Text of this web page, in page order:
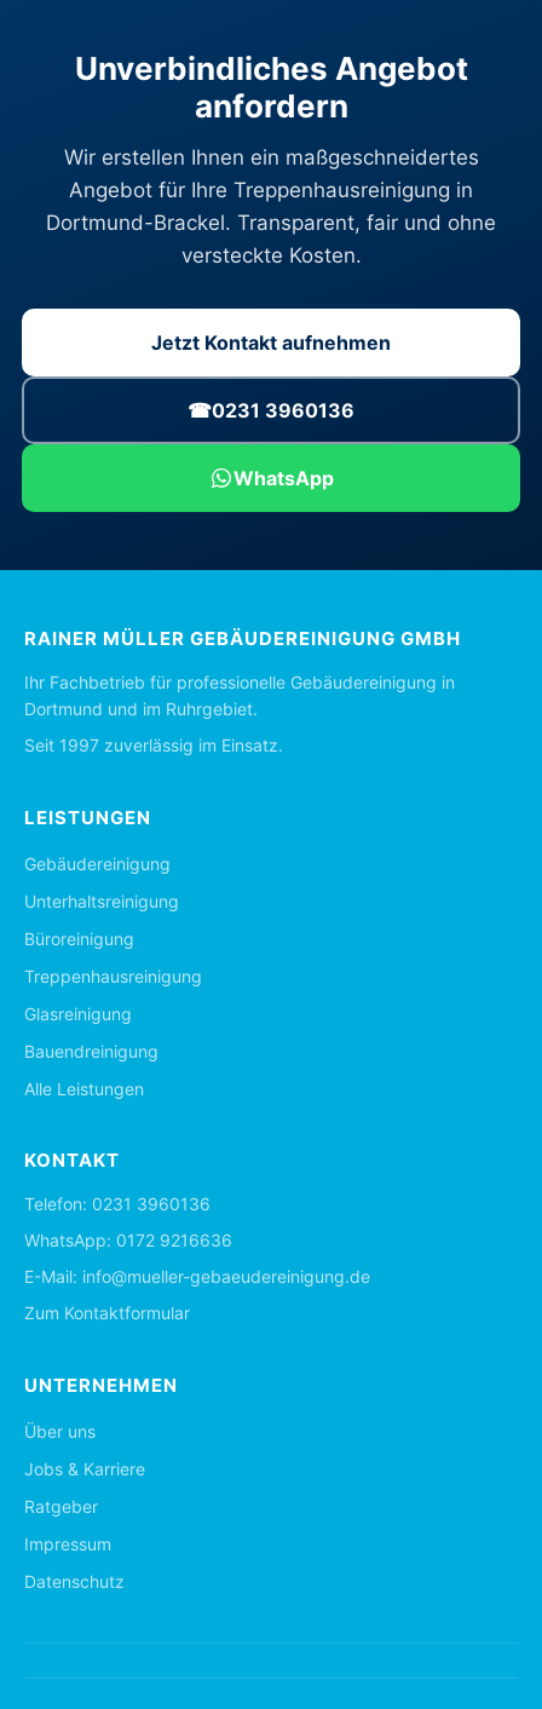
Unverbindliches Angebot
anfordern
Wir erstellen Ihnen ein maßgeschneidertes
Angebot für Ihre Treppenhausreinigung in
Dortmund-Brackel. Transparent, fair und ohne
versteckte Kosten.
Jetzt Kontakt aufnehmen
☎0231 3960136
WhatsApp
RAINER MÜLLER GEBÄUDEREINIGUNG GMBH
Ihr Fachbetrieb für professionelle Gebäudereinigung in
Dortmund und im Ruhrgebiet.
Seit 1997 zuverlässig im Einsatz.
LEISTUNGEN
Gebäudereinigung
Unterhaltsreinigung
Büroreinigung
Treppenhausreinigung
Glasreinigung
Bauendreinigung
Alle Leistungen
KONTAKT
Telefon: 0231 3960136
WhatsApp: 0172 9216636
E-Mail: info@mueller-gebaeudereinigung.de
Zum Kontaktformular
UNTERNEHMEN
Über uns
Jobs & Karriere
Ratgeber
Impressum
Datenschutz